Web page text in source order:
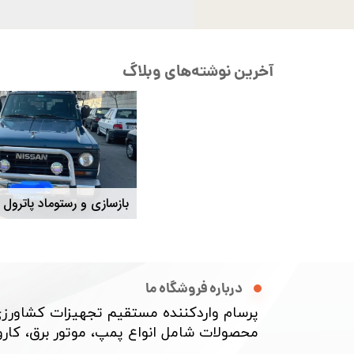
آخرین نوشته‌های وبلاگ
درباره فروشگاه ما
پرسام واردکننده مستقیم تجهیزات
محصولات شامل انواع پمپ، موتور برق،